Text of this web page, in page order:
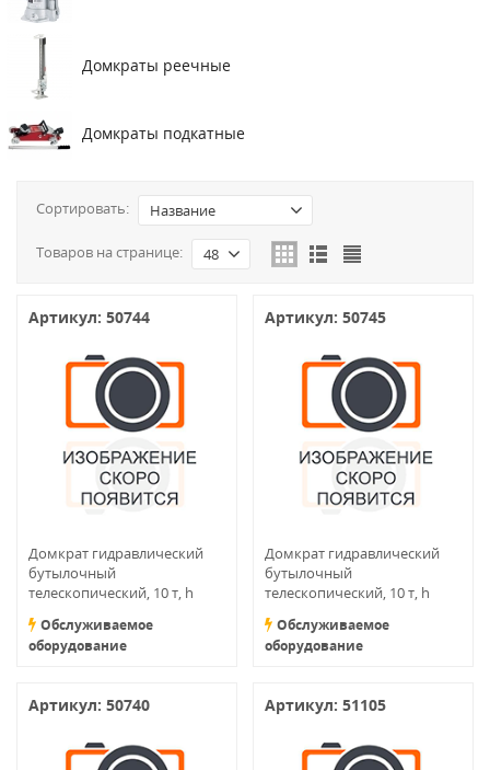
Домкраты реечные
Домкраты подкатные
Сортировать: Название
Товаров на странице: 48
Артикул: 50744
Домкрат гидравлический
бутылочный
телескопический, 10 т, h
Обслуживаемое
оборудование
Артикул: 50745
Домкрат гидравлический
бутылочный
телескопический, 10 т, h
Обслуживаемое
оборудование
Артикул: 50740 Артикул: 51105